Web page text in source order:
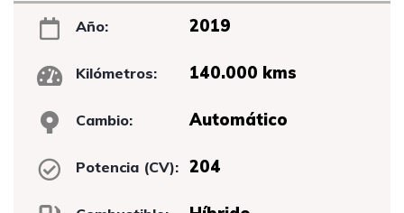
Año: 2019
Kilómetros: 140.000 kms
Cambio: Automático
Potencia (CV): 204